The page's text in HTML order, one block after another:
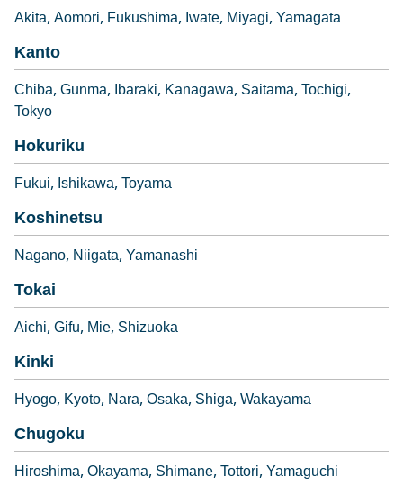
Akita Aomori Fukushima Iwate Miyagi Yamagata
Kanto
Chiba Gunma Ibaraki Kanagawa Saitama Tochigi
Tokyo
Hokuriku
Fukui Ishikawa Toyama
Koshinetsu
Nagano Niigata Yamanashi
Tokai
Aichi Gifu Mie Shizuoka
Kinki
Hyogo Kyoto Nara Osaka Shiga Wakayama
Chugoku
Hiroshima Okayama Shimane Tottori Yamaguchi